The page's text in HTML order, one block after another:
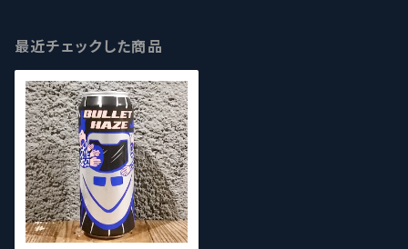
最近チェックした商品